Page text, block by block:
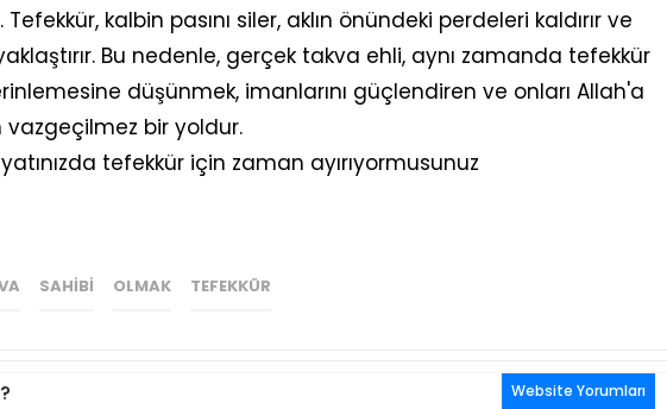
Tefekkür, kalbin pasını siler, aklın önündeki perdeleri kaldırır ve
Bu nedenle, gerçek takva ehli, aynı zamanda tefekkür
düşünmek, imanlarını güçlendiren ve onları Allah'a
vazgeçilmez bir yoldur.
tefekkür için zaman ayırıyormusunuz
SAHIBI OLMAK TEFEKKÜR
Website Yorumları